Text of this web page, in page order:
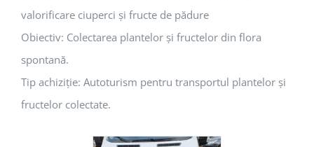
valorificare ciuperci și fructe de pădure
Obiectiv: Colectarea plantelor și fructelor din flora
spontană.
Tip achiziție: Autoturism pentru transportul plantelor și
fructelor colectate.